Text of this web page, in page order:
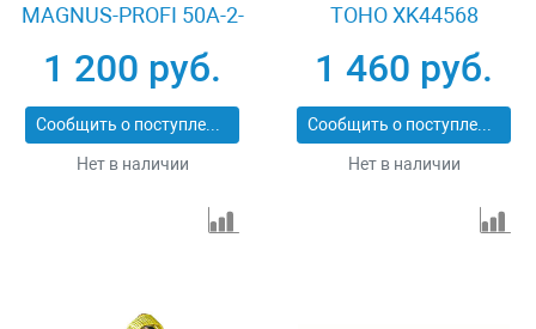
MAGNUS-PROFI 50А-2-
1 200 руб.
Сообщить о поступлении
Нет в наличии
TOHO XK44568
1 460 руб.
Сообщить о поступлении
Нет в наличии